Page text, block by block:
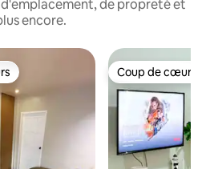
de propreté et
encore.
Coup de cœur
Coup de cœur